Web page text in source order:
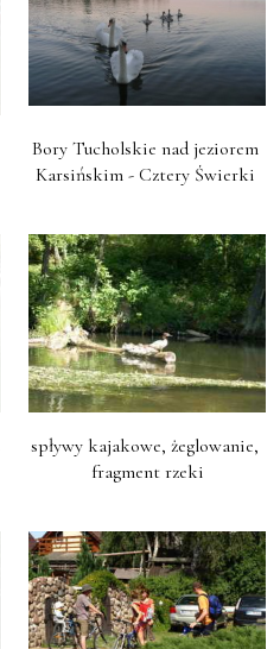
Bory Tucholskie nad jeziorem
Karsińskim - Cztery Świerki
spływy kajakowe, żeglowanie,
fragment rzeki